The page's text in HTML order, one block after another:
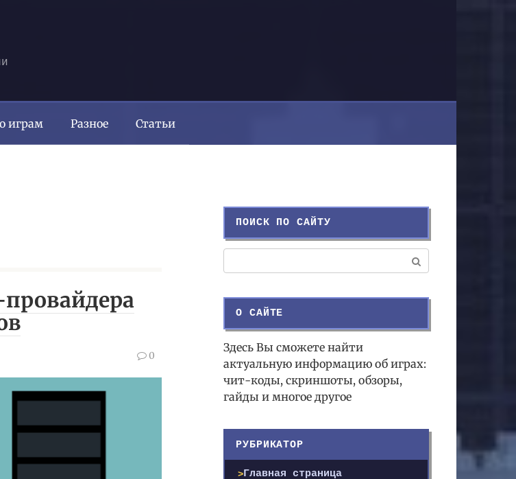
играм Разное Статьи
0
ПОИСК ПО САЙТУ
О САЙТЕ
Здесь Вы сможете найти
актуальную информацию об играх:
чит-коды, скриншоты, обзоры,
гайды и многое другое
РУБРИКАТОР
Главная страница